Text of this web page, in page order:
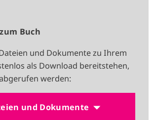
Buch
und Dokumente zu Ihrem
als Download bereitstehen,
werden:
und Dokumente